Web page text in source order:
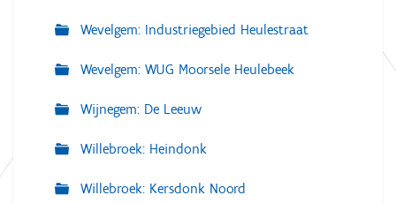
Wevelgem: Industriegebied Heulestraat
Wevelgem: WUG Moorsele Heulebeek
Wijnegem: De Leeuw
Willebroek: Heindonk
Willebroek: Kersdonk Noord